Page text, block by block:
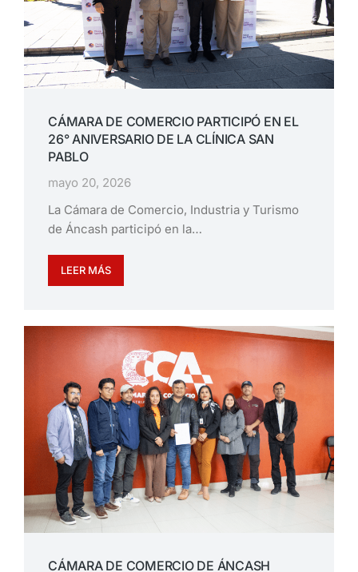
CÁMARA DE COMERCIO PARTICIPÓ EN EL
26° ANIVERSARIO DE LA CLÍNICA SAN
PABLO
mayo 20, 2026
La Cámara de Comercio, Industria y Turismo
de Áncash participó en la…
LEER MÁS
CÁMARA DE COMERCIO DE ÁNCASH